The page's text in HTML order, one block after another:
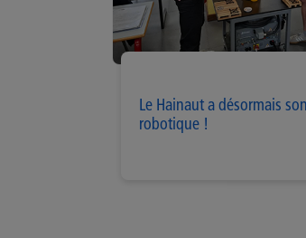
Le Hainaut a désormais
robotique !